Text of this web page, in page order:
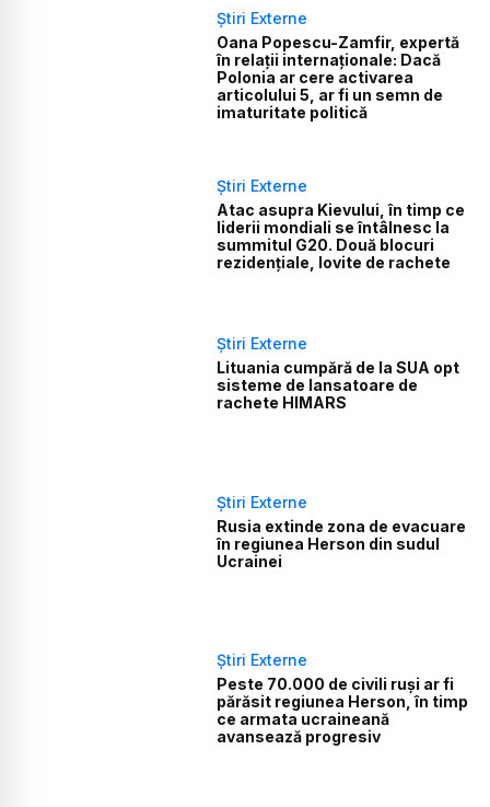
Știri Externe
Oana Popescu-Zamfir, expertă
în relații internaționale: Dacă
Polonia ar cere activarea
articolului 5, ar fi un semn de
imaturitate politică
Știri Externe
Atac asupra Kievului, în timp ce
liderii mondiali se întâlnesc la
summitul G20. Două blocuri
rezidențiale, lovite de rachete
Știri Externe
Lituania cumpără de la SUA opt
sisteme de lansatoare de
rachete HIMARS
Știri Externe
Rusia extinde zona de evacuare
în regiunea Herson din sudul
Ucrainei
Știri Externe
Peste 70.000 de civili ruși ar fi
părăsit regiunea Herson, în timp
ce armata ucraineană
avansează progresiv